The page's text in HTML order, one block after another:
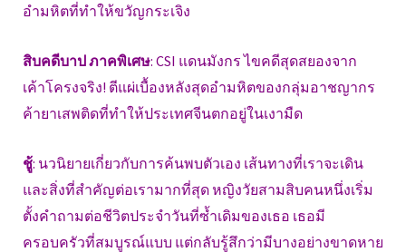
อำมหิตที่ทำให้ขวัญกระเจิง
สิบคดีบาป ภาคพิเศษ: CSI แดนมังกร ไขคดีสุดสยองจาก
เค้าโครงจริง! ตีแผ่เบื้องหลังสุดอำมหิตของกลุ่มอาชญากร
ค้ายาเสพติดที่ทำให้ประเทศจีนตกอยู่ในเงามืด
ชู้: นวนิยายเกี่ยวกับการค้นพบตัวเอง เส้นทางที่เราจะเดิน
และสิ่งที่สำคัญต่อเรามากที่สุด หญิงวัยสามสิบคนหนึ่งเริ่ม
ตั้งคำถามต่อชีวิตประจำวันที่ซ้ำเดิมของเธอ เธอมี
ครอบครัวที่สมบูรณ์แบบ แต่กลับรู้สึกว่ามีบางอย่างขาดหาย